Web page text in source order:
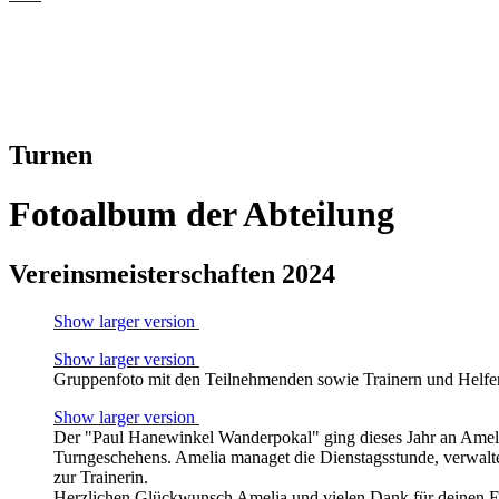
Turnen
Fotoalbum der Abteilung
Vereinsmeisterschaften 2024
Show larger version
Show larger version
Gruppenfoto mit den Teilnehmenden sowie Trainern und
Show larger version
Der "Paul Hanewinkel Wanderpokal" ging dieses Jahr an
Turngeschehens. Amelia managet die Dienstagsstunde,
zur Trainerin.